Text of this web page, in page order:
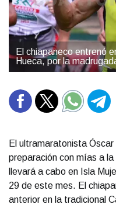
El chiapaneco entrenó
Hueca, por la
El ultramaratonista
preparación con mías a
llevará a cabo en Isla
29 de este mes. El
anterior en la tradicional